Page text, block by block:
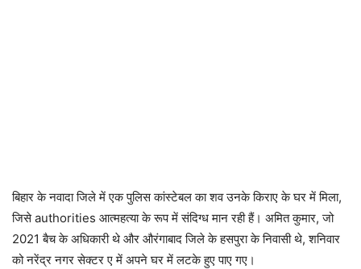
बिहार के नवादा जिले में एक पुलिस कांस्टेबल का शव उनके किराए के घर में मिला,
जिसे authorities आत्महत्या के रूप में संदिग्ध मान रही हैं। अमित कुमार, जो
2021 बैच के अधिकारी थे और औरंगाबाद जिले के हसपुरा के निवासी थे, शनिवार
को नरेंद्र नगर सेक्टर ए में अपने घर में लटके हुए पाए गए।